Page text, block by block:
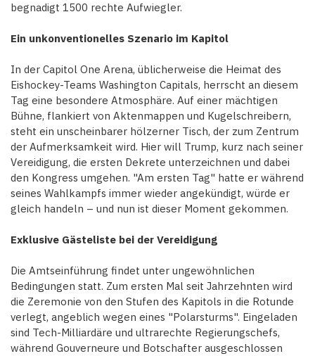
begnadigt 1500 rechte Aufwiegler.
Ein unkonventionelles Szenario im Kapitol
In der Capitol One Arena, üblicherweise die Heimat des
Eishockey-Teams Washington Capitals, herrscht an diesem
Tag eine besondere Atmosphäre. Auf einer mächtigen
Bühne, flankiert von Aktenmappen und Kugelschreibern,
steht ein unscheinbarer hölzerner Tisch, der zum Zentrum
der Aufmerksamkeit wird. Hier will Trump, kurz nach seiner
Vereidigung, die ersten Dekrete unterzeichnen und dabei
den Kongress umgehen. "Am ersten Tag" hatte er während
seines Wahlkampfs immer wieder angekündigt, würde er
gleich handeln – und nun ist dieser Moment gekommen.
Exklusive Gästeliste bei der Vereidigung
Die Amtseinführung findet unter ungewöhnlichen
Bedingungen statt. Zum ersten Mal seit Jahrzehnten wird
die Zeremonie von den Stufen des Kapitols in die Rotunde
verlegt, angeblich wegen eines "Polarsturms". Eingeladen
sind Tech-Milliardäre und ultrarechte Regierungschefs,
während Gouverneure und Botschafter ausgeschlossen